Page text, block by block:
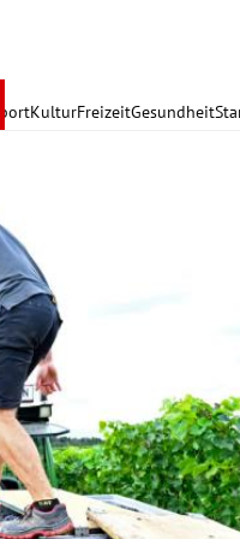
SportKulturFreizeitGesundheit